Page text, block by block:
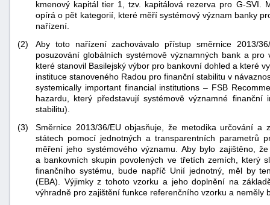
kmenový kapitál tier 1, tzv. kapitálová rezerva pro G-SVI.
opírá o pět kategorií, které měří systémový význam banky
nařízení.
(2)
Aby toto nařízení zachovávalo přístup směrnice 2013/
posuzování globálních systémově významných bank a
které stanovil Basilejský výbor pro bankovní dohled a které
instituce stanoveného Radou pro finanční stabilitu v
systemically important financial institutions – FSB
hazardu, který představují systémově významné
stabilitu).
(3)
Směrnice 2013/36/EU objasňuje, že metodika určování a
státech pomocí jednotných a transparentních parametrů
měření jeho systémového významu. Aby bylo zajištěno,
a bankovních skupin povolených ve třetích zemích, který
finančního systému, bude napříč Unií jednotný, měl by
(EBA). Výjimky z tohoto vzorku a jeho doplnění na
výhradně pro zajištění funkce referenčního vzorku a neměly